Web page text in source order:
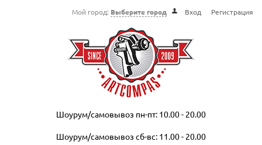
Мой город: Выберите город Вход Регистрация
Шоурум/самовывоз пн-пт: 10.00 - 20.00
Шоурум/самовывоз сб-вс: 11.00 - 20.00